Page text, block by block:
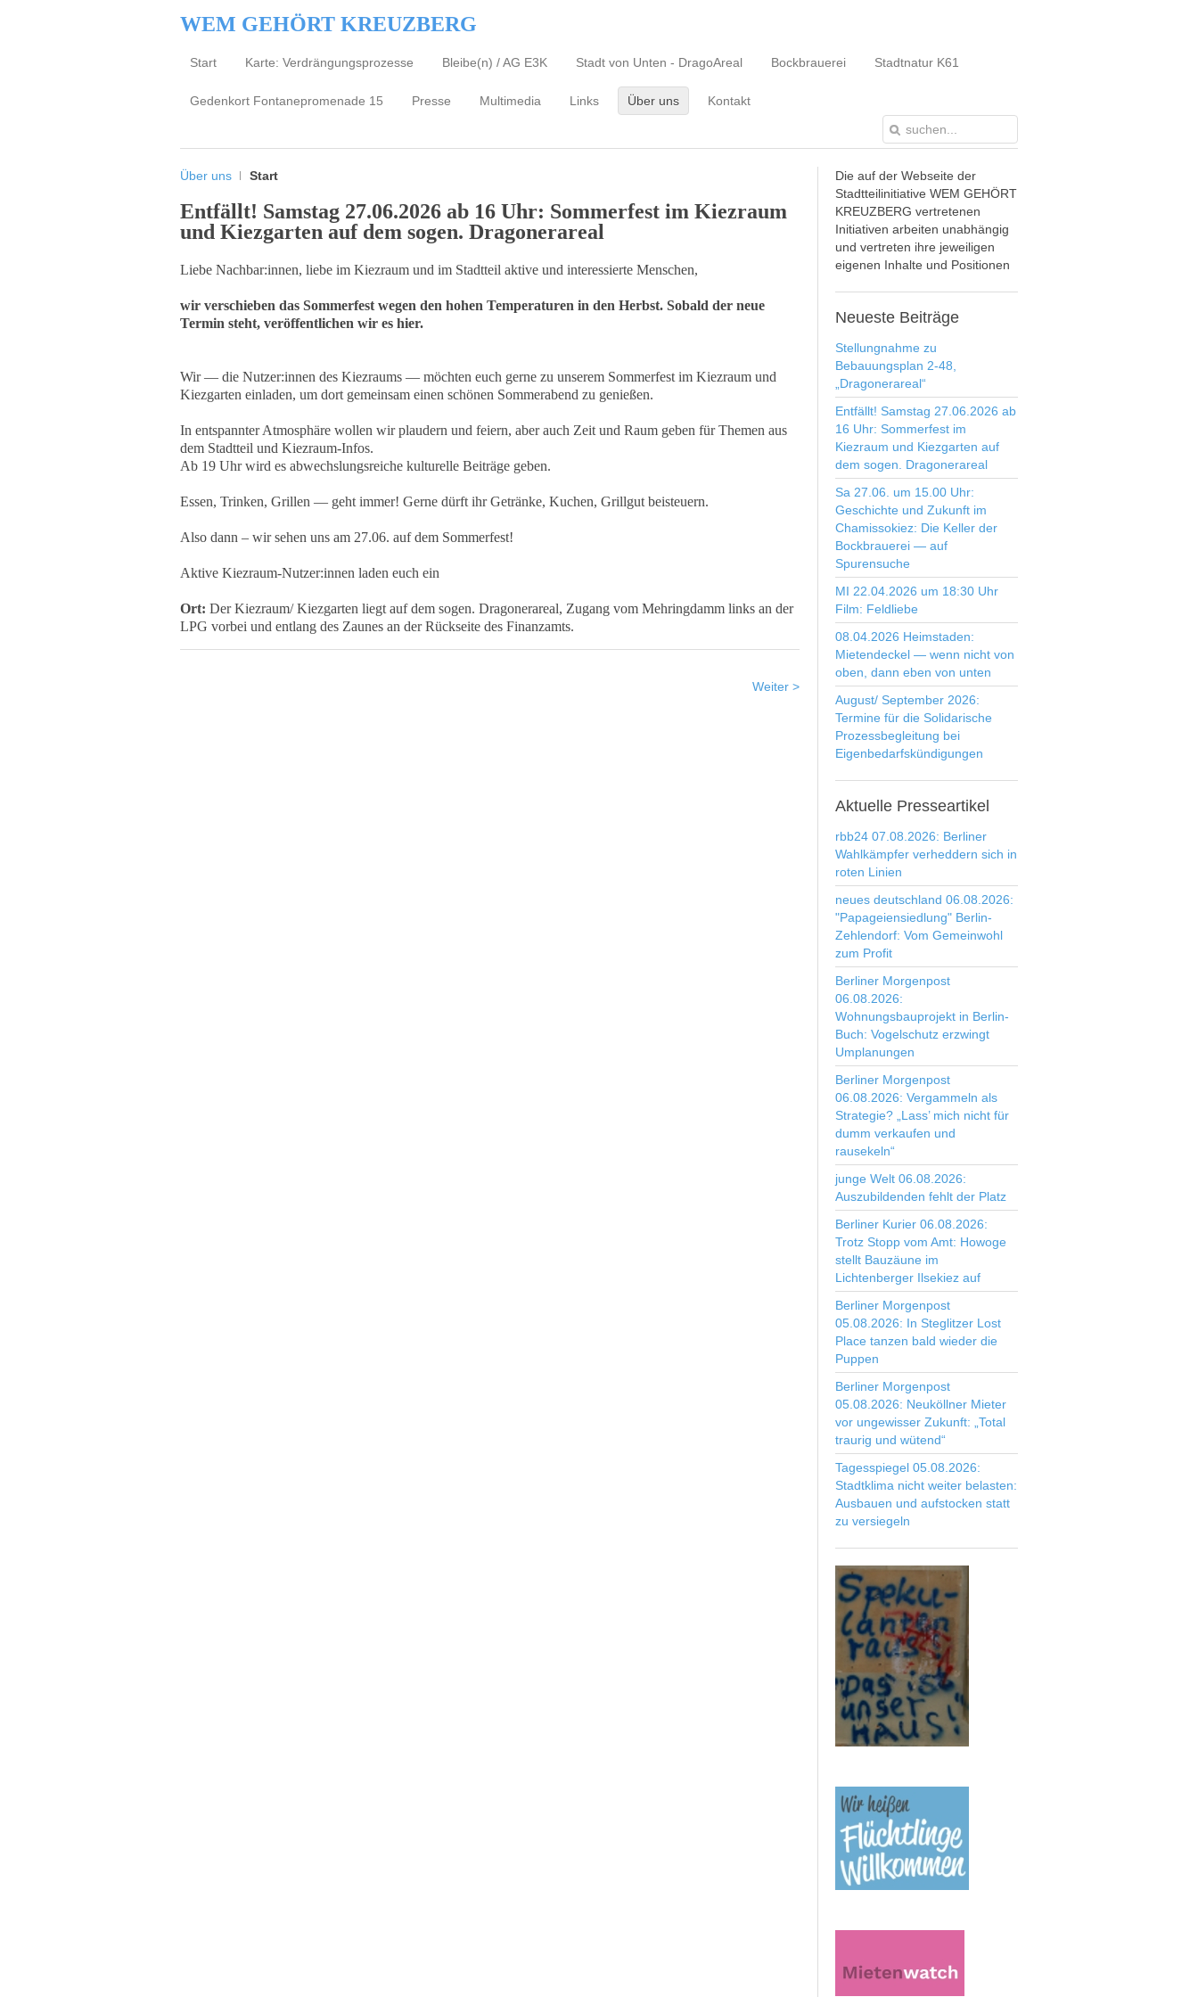
WEM GEHÖRT KREUZBERG
Start Karte: Verdrängungsprozesse Bleibe(n) / AG E3K Stadt von Unten - DragoAreal Bockbrauerei Stadtnatur K61
Gedenkort Fontanepromenade 15 Presse Multimedia Links Über uns Kontakt
Über uns Start
Entfällt! Samstag 27.06.2026 ab 16 Uhr: Sommerfest im Kiezraum
und Kiezgarten auf dem sogen. Dragonerareal
Liebe Nachbar:innen, liebe im Kiezraum und im Stadtteil aktive und interessierte Menschen,
wir verschieben das Sommerfest wegen den hohen Temperaturen in den Herbst. Sobald der neue
Termin steht, veröffentlichen wir es hier.
Wir — die Nutzer:innen des Kiezraums — möchten euch gerne zu unserem Sommerfest im Kiezraum und
Kiezgarten einladen, um dort gemeinsam einen schönen Sommerabend zu genießen.
In entspannter Atmosphäre wollen wir plaudern und feiern, aber auch Zeit und Raum geben für Themen aus
dem Stadtteil und Kiezraum-Infos.
Ab 19 Uhr wird es abwechslungsreiche kulturelle Beiträge geben.
Essen, Trinken, Grillen — geht immer! Gerne dürft ihr Getränke, Kuchen, Grillgut beisteuern.
Also dann – wir sehen uns am 27.06. auf dem Sommerfest!
Aktive Kiezraum-Nutzer:innen laden euch ein
Ort: Der Kiezraum/ Kiezgarten liegt auf dem sogen. Dragonerareal, Zugang vom Mehringdamm links an der
LPG vorbei und entlang des Zaunes an der Rückseite des Finanzamts.
Weiter >
Die auf der Webseite der
Stadtteilinitiative WEM GEHÖRT
KREUZBERG vertretenen
Initiativen arbeiten unabhängig
und vertreten ihre jeweiligen
eigenen Inhalte und Positionen
Neueste Beiträge
Stellungnahme zu
Bebauungsplan 2-48,
„Dragonerareal“
Entfällt! Samstag 27.06.2026 ab
16 Uhr: Sommerfest im
Kiezraum und Kiezgarten auf
dem sogen. Dragonerareal
Sa 27.06. um 15.00 Uhr:
Geschichte und Zukunft im
Chamissokiez: Die Keller der
Bockbrauerei — auf
Spurensuche
MI 22.04.2026 um 18:30 Uhr
Film: Feldliebe
08.04.2026 Heimstaden:
Mietendeckel — wenn nicht von
oben, dann eben von unten
August/ September 2026:
Termine für die Solidarische
Prozessbegleitung bei
Eigenbedarfskündigungen
Aktuelle Presseartikel
rbb24 07.08.2026: Berliner
Wahlkämpfer verheddern sich in
roten Linien
neues deutschland 06.08.2026:
"Papageiensiedlung" Berlin-
Zehlendorf: Vom Gemeinwohl
zum Profit
Berliner Morgenpost
06.08.2026:
Wohnungsbauprojekt in Berlin-
Buch: Vogelschutz erzwingt
Umplanungen
Berliner Morgenpost
06.08.2026: Vergammeln als
Strategie? „Lass’ mich nicht für
dumm verkaufen und
rausekeln“
junge Welt 06.08.2026:
Auszubildenden fehlt der Platz
Berliner Kurier 06.08.2026:
Trotz Stopp vom Amt: Howoge
stellt Bauzäune im
Lichtenberger Ilsekiez auf
Berliner Morgenpost
05.08.2026: In Steglitzer Lost
Place tanzen bald wieder die
Puppen
Berliner Morgenpost
05.08.2026: Neuköllner Mieter
vor ungewisser Zukunft: „Total
traurig und wütend“
Tagesspiegel 05.08.2026:
Stadtklima nicht weiter belasten:
Ausbauen und aufstocken statt
zu versiegeln